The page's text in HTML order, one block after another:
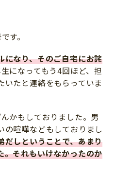
す。
になり、そのご自宅にお詫
になってもう4回ほど、担
たと連絡をもらっていま
かもしておりました。男
の喧嘩などもしておりまし
だしということで、あまり
。それもいけなかったのか